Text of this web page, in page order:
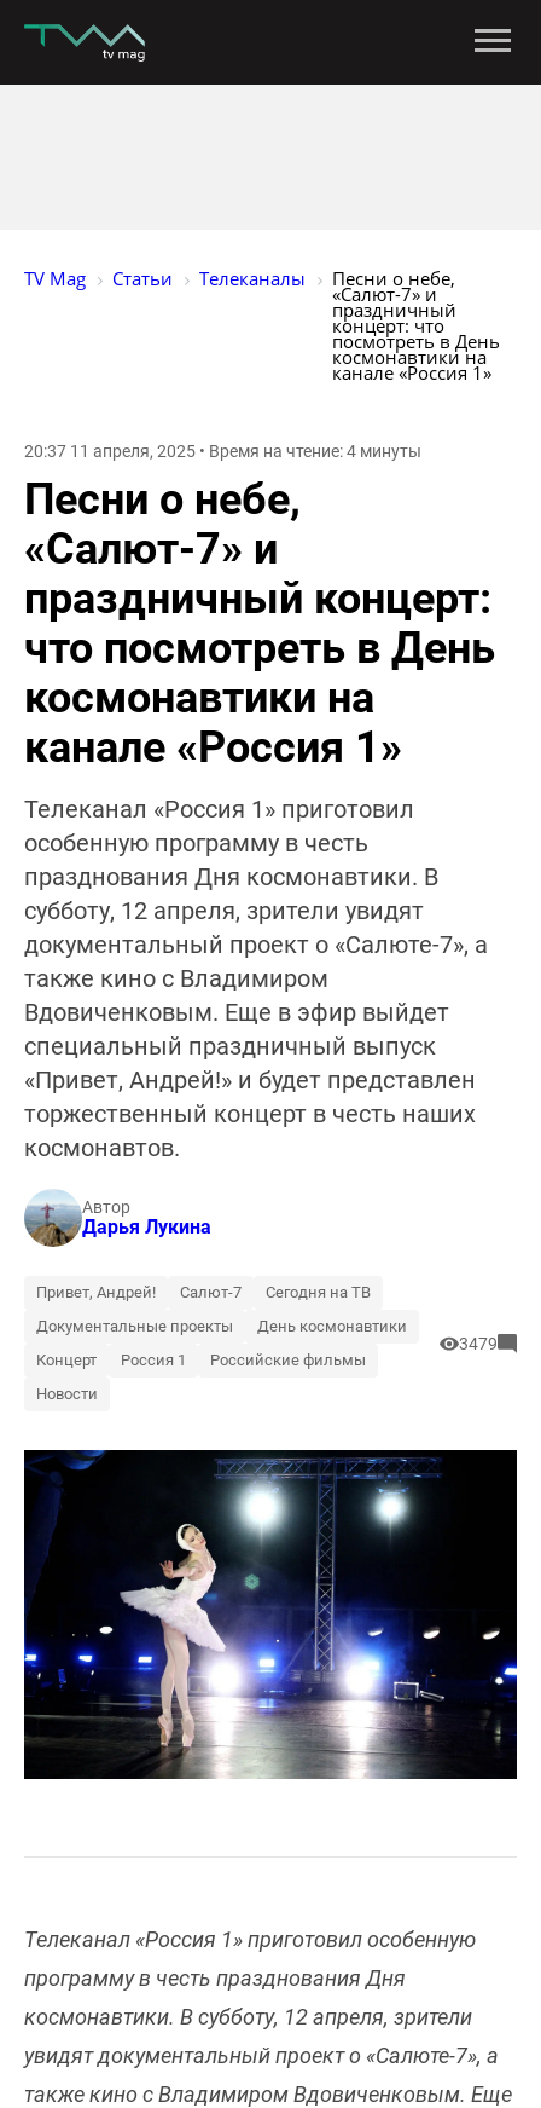
TV Mag Статьи Телеканалы Песни о небе,
«Салют-7» и
праздничный
концерт: что
посмотреть в День
космонавтики на
канале «Россия 1»
20:37 11 апреля, 2025 • Время на чтение: 4 минуты
Песни о небе,
«Салют-7» и
праздничный концерт:
что посмотреть в День
космонавтики на
канале «Россия 1»
Телеканал «Россия 1» приготовил
особенную программу в честь
празднования Дня космонавтики. В
субботу, 12 апреля, зрители увидят
документальный проект о «Салюте-7», а
также кино с Владимиром
Вдовиченковым. Еще в эфир выйдет
специальный праздничный выпуск
«Привет, Андрей!» и будет представлен
торжественный концерт в честь наших
космонавтов.
Автор
Дарья Лукина
Привет, Андрей! Салют-7
Сегодня на ТВ
Документальные проекты
День космонавтики
Концерт
Россия 1
Российские фильмы
Новости
3479
Телеканал «Россия 1» приготовил особенную
программу в честь празднования Дня
космонавтики. В субботу, 12 апреля, зрители
увидят документальный проект о «Салюте-7», а
также кино с Владимиром Вдовиченковым. Еще